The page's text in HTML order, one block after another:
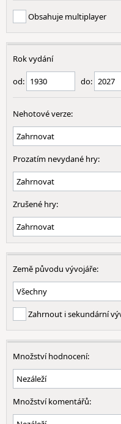
Obsahuje multiplayer
Rok vydání
od: do:
Nehotové verze:
Prozatím nevydané hry:
Zrušené hry:
Země původu vývojáře:
Zahrnout i sekundární
Množství hodnocení:
Množství komentářů: